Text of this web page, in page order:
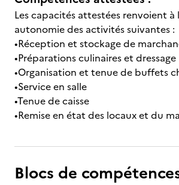
Les capacités attestées renvoient à
autonomie des activités suivantes :
•Réception et stockage de
•Préparations culinaires et dressage
•Organisation et tenue de buffets
•Service en salle
•Tenue de caisse
•Remise en état des locaux et du
Blocs de